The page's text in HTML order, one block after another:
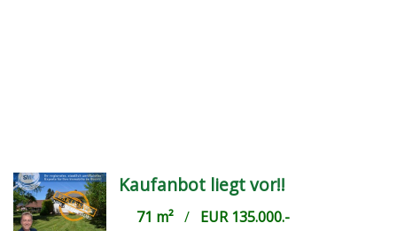
Kaufanbot liegt vor!!
71 m²/ EUR 135.000.-